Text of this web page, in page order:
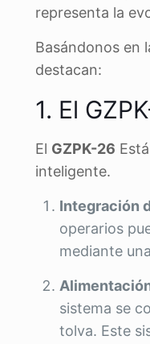
representa la
Basándonos en
destacan:
1. El
El GZPK-26
inteligente.
Integración
operarios
mediante
sistema se
tolva. Este